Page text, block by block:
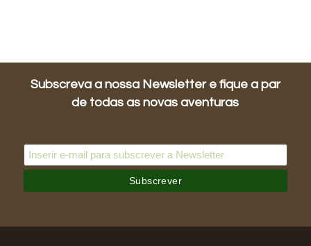
Subscreva a nossa Newsletter e fique a par
de todas as novas aventuras